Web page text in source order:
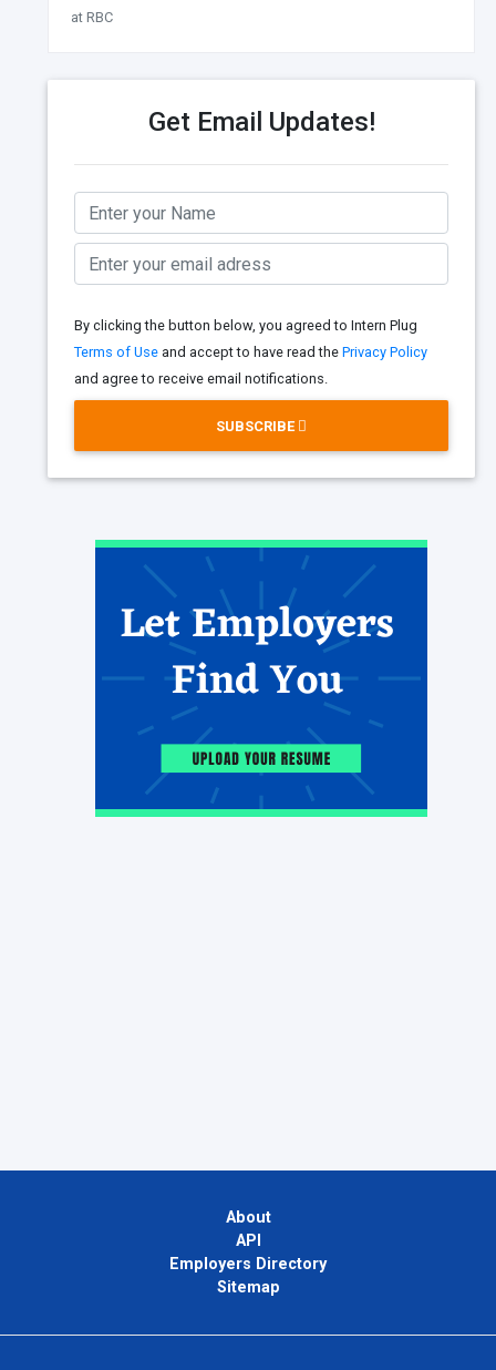
at RBC
Get Email Updates!
By clicking the button below, you agreed to Intern Plug
Terms of Use and accept to have read the Privacy Policy
and agree to receive email notifications.
SUBSCRIBE
About
API
Employers Directory
Sitemap